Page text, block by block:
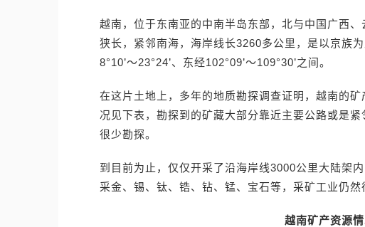
越南，位于东南亚的中南半岛东部，北与中国广西
狭长，紧邻南海，海岸线长3260多公里，是以京族
8°10’～23°24’、东经102°09’～109°30’之间。
在这片土地上，多年的地质勘探调查证明，越南的
况见下表，勘探到的矿藏大部分靠近主要公路或是
很少勘探。
到目前为止，仅仅开采了沿海岸线3000公里大陆架
采金、锡、钛、锆、钻、锰、宝石等，采矿工业仍然
越南矿产资源